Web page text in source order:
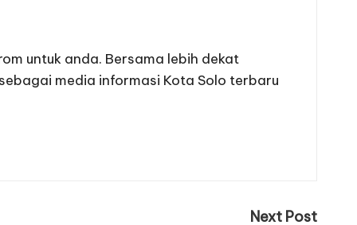
untuk anda. Bersama lebih dekat
media informasi Kota Solo terbaru
Next Post